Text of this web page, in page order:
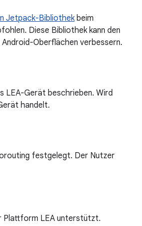
Jetpack-Bibliothekbeim
Diese Bibliothek kann den
Oberflächen verbessern.
LEA-Gerät beschrieben. Wird
handelt.
festgelegt. Der Nutzer
Plattform LEA unterstützt.